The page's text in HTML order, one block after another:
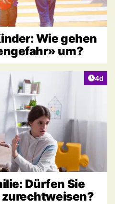
Wie gehen
um?
4d
Dürfen Sie